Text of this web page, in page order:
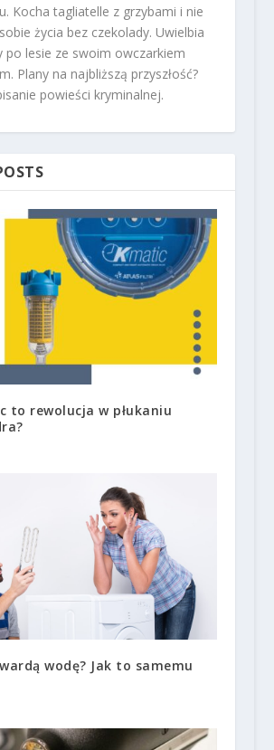
Kocha tagliatelle z grzybami i nie
życia bez czekolady. Uwielbia
po lesie ze swoim owczarkiem
Plany na najbliższą przyszłość?
powieści kryminalnej.
to rewolucja w płukaniu
wodę? Jak to samemu